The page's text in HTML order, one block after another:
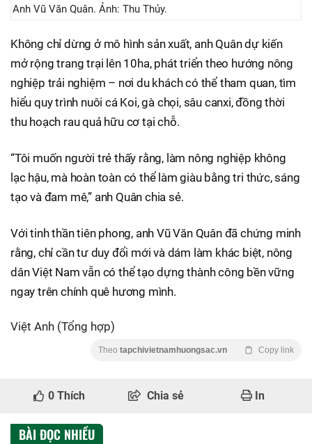
Anh Vũ Văn Quân. Ảnh: Thu Thủy.
Không chỉ dừng ở mô hình sản xuất, anh Quân dự kiến
mở rộng trang trại lên 10ha, phát triển theo hướng nông
nghiệp trải nghiệm – nơi du khách có thể tham quan, tìm
hiểu quy trình nuôi cá Koi, gà chọi, sâu canxi, đồng thời
thu hoạch rau quả hữu cơ tại chỗ.
“Tôi muốn người trẻ thấy rằng, làm nông nghiệp không
lạc hậu, mà hoàn toàn có thể làm giàu bằng tri thức, sáng
tạo và đam mê,” anh Quân chia sẻ.
Với tinh thần tiên phong, anh Vũ Văn Quân đã chứng minh
rằng, chỉ cần tư duy đổi mới và dám làm khác biệt, nông
dân Việt Nam vẫn có thể tạo dựng thành công bền vững
ngay trên chính quê hương mình.
Việt Anh (Tổng hợp)
Theo tapchivietnamhuongsac.vn Copy link
0 Thích Chia sẻ In
BÀI ĐỌC NHIỀU